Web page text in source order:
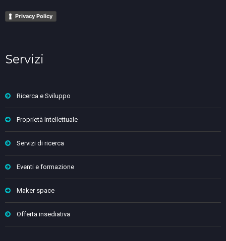
Privacy Policy
Servizi
Ricerca e Sviluppo
Proprietà Intellettuale
Servizi di ricerca
Eventi e formazione
Maker space
Offerta insediativa